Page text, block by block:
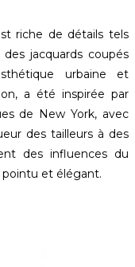
riche de détails tels
jacquards coupés
urbaine et
a été inspirée par
de New York, avec
des tailleurs à des
des influences du
et élégant.